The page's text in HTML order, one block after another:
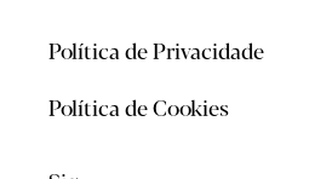
Política de Privacidade
Política de Cookies